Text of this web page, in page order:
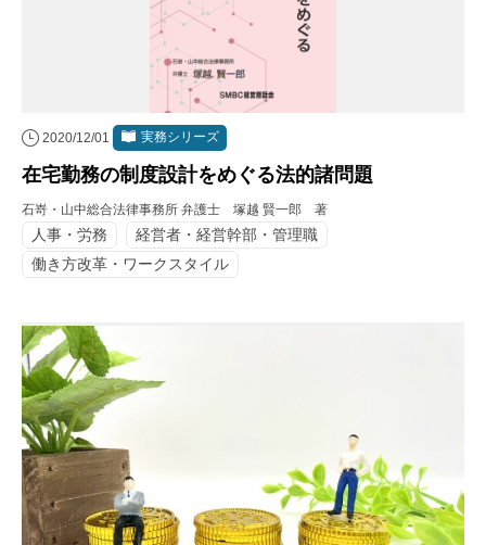
2020/12/01 実務シリーズ
在宅勤務の制度設計をめぐる法的諸問題
石嵜・山中総合法律事務所 弁護士 塚越 賢一郎 著
人事・労務
経営者・経営幹部・管理職
働き方改革・ワークスタイル